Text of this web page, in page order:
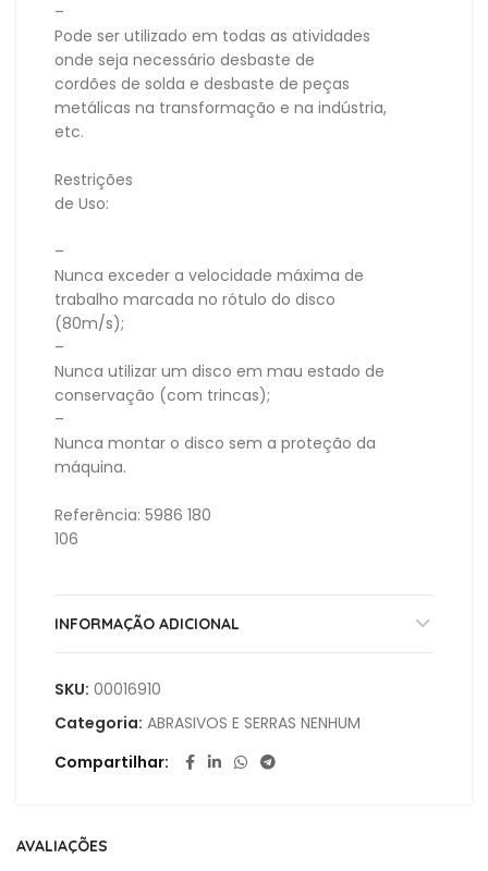
–
Pode ser utilizado em todas as atividades
onde seja necessário desbaste de
cordões de solda e desbaste de peças
metálicas na transformação e na indústria,
etc.
Restrições
de Uso:
–
Nunca exceder a velocidade máxima de
trabalho marcada no rótulo do disco
(80m/s);
–
Nunca utilizar um disco em mau estado de
conservação (com trincas);
–
Nunca montar o disco sem a proteção da
máquina.
Referência: 5986 180
106
INFORMAÇÃO ADICIONAL
SKU: 00016910
Categoria: ABRASIVOS E SERRAS NENHUM
Compartilhar
AVALIAÇÕES